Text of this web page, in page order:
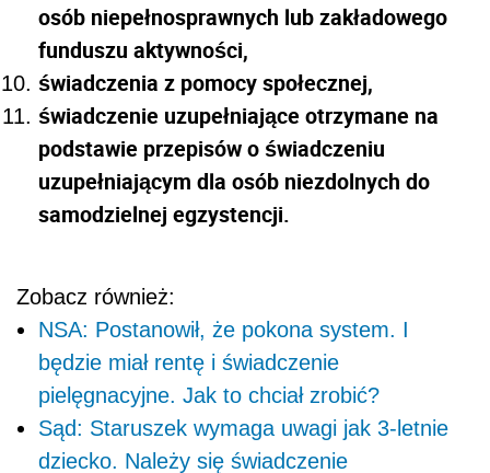
osób niepełnosprawnych lub zakładowego
funduszu aktywności,
świadczenia z pomocy społecznej,
świadczenie uzupełniające otrzymane na
podstawie przepisów o świadczeniu
uzupełniającym dla osób niezdolnych do
samodzielnej egzystencji.
Zobacz również:
NSA: Postanowił, że pokona system. I
będzie miał rentę i świadczenie
pielęgnacyjne. Jak to chciał zrobić?
Sąd: Staruszek wymaga uwagi jak 3-letnie
dziecko. Należy się świadczenie